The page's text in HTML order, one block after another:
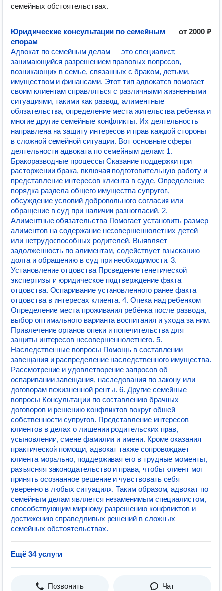
семейных обстоятельствах.
Юридические консультации по семейным
спорам
от 2000 ₽
Адвокат по семейным делам — это специалист,
занимающийся разрешением правовых вопросов,
возникающих в семье, связанных с браком, детьми,
имуществом и финансами. Этот тип адвокатов помогает
своим клиентам справляться с различными жизненными
ситуациями, такими как развод, алиментные
обязательства, определение места жительства ребенка и
многие другие семейные конфликты. Их деятельность
направлена на защиту интересов и прав каждой стороны
в сложной семейной ситуации. Вот основные сферы
деятельности адвоката по семейным делам: 1.
Бракоразводные процессы Оказание поддержки при
расторжении брака, включая подготовительную работу и
представление интересов клиента в суде. Определение
порядка раздела общего имущества супругов,
обсуждение условий добровольного согласия или
обращение в суд при наличии разногласий. 2.
Алиментные обязательства Помогает установить размер
алиментов на содержание несовершеннолетних детей
или нетрудоспособных родителей. Выявляет
задолженность по алиментам, содействует взысканию
долга и обращению в суд при необходимости. 3.
Установление отцовства Проведение генетической
экспертизы и юридическое подтверждение факта
отцовства. Оспаривание установленного ранее факта
отцовства в интересах клиента. 4. Опека над ребенком
Определение места проживания ребёнка после развода,
выбор оптимального варианта воспитания и ухода за ним.
Привлечение органов опеки и попечительства для
защиты интересов несовершеннолетнего. 5.
Наследственные вопросы Помощь в составлении
завещания и распределение наследственного имущества.
Рассмотрение и удовлетворение запросов об
оспаривании завещания, наследования по закону или
договорам пожизненной ренты. 6. Другие семейные
вопросы Консультации по составлению брачных
договоров и решению конфликтов вокруг общей
собственности супругов. Представление интересов
клиентов в делах о лишении родительских прав,
усыновлении, смене фамилии и имени. Кроме оказания
практической помощи, адвокат также сопровождает
клиента морально, поддерживая его в трудные моменты,
разъясняя законодательство и права, чтобы клиент мог
принять осознанное решение и чувствовать себя
уверенно в любых ситуациях. Таким образом, адвокат по
семейным делам является незаменимым специалистом,
способствующим мирному разрешению конфликтов и
достижению справедливых решений в сложных
семейных обстоятельствах.
Ещё 34 услуги
Позвонить Чат